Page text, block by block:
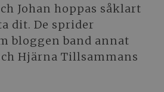
Johan hoppas såklart
dit. De sprider
bloggen band annat
Hjärna Tillsammans